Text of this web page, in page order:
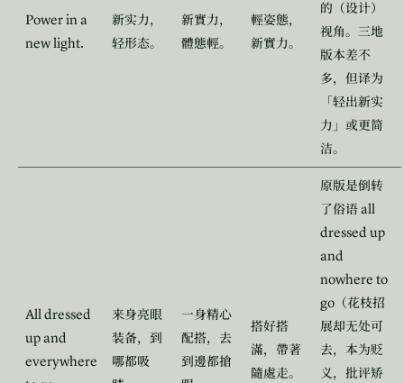
Power in a
new light.
新实力，
轻形态。
新實力，
體態輕。
輕姿態，
新實力。
的（设计）
视角。三地
版本差不
多，但译为
「轻出新实
力」或更简
洁。
All dressed
up and
everywhere
来身亮眼
装备，到
哪都吸
一身精心
配搭，去
到邊都搶
搭好搭
滿，帶著
隨處走。
原版是倒转
了俗语all
dressed up
and
nowhere to
go（花枝招
展却无处可
去，本为贬
义，批评矫